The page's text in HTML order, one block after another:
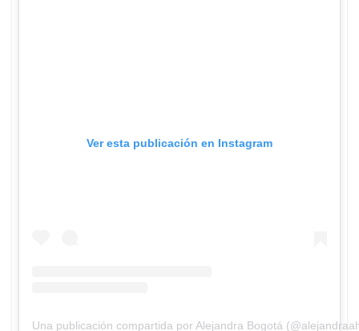
Ver esta publicación en Instagram
Una publicación compartida por Alejandra Bogotá